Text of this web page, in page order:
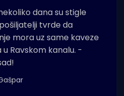
dana su stigle
tvrde da
mora uz same kaveze
Ravskom kanalu. -